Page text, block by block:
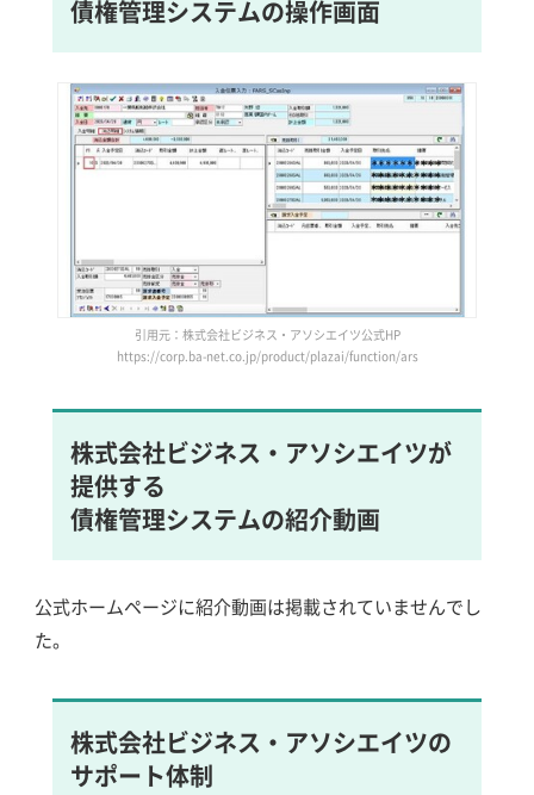
債権管理システムの操作画面
引用元：株式会社ビジネス・アソシエイツ公式HP
https://corp.ba-net.co.jp/product/plazai/function/ars
株式会社ビジネス・アソシエイツが
提供する
債権管理システムの紹介動画
公式ホームページに紹介動画は掲載されていませんでし
た。
株式会社ビジネス・アソシエイツの
サポート体制